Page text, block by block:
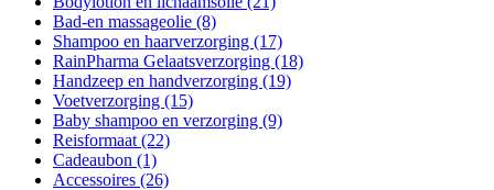
Bad-en massageolie (8)
Shampoo en haarverzorging (17)
RainPharma Gelaatsverzorging (18)
Handzeep en handverzorging (19)
Voetverzorging (15)
Baby shampoo en verzorging (9)
Reisformaat (22)
Cadeaubon (1)
Accessoires (26)